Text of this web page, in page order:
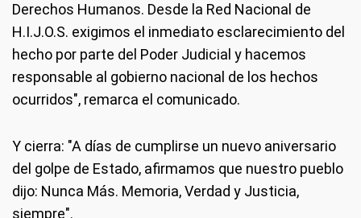
Derechos Humanos. Desde la Red Nacional de
H.I.J.O.S. exigimos el inmediato esclarecimiento del
hecho por parte del Poder Judicial y hacemos
responsable al gobierno nacional de los hechos
ocurridos", remarca el comunicado.
Y cierra: "A días de cumplirse un nuevo aniversario
del golpe de Estado, afirmamos que nuestro pueblo
dijo: Nunca Más. Memoria, Verdad y Justicia,
siempre".